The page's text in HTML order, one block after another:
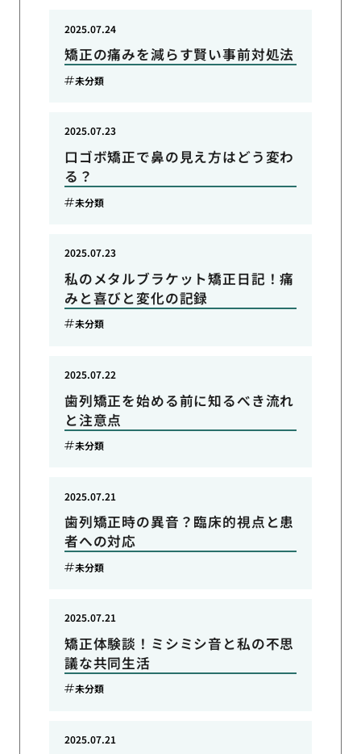
矯正の痛みを減らす賢い事前対処法
2025.07.24
未分類
口ゴボ矯正で鼻の見え方はどう変わ
る？
2025.07.23
未分類
私のメタルブラケット矯正日記！痛
みと喜びと変化の記録
2025.07.23
未分類
歯列矯正を始める前に知るべき流れ
と注意点
2025.07.22
未分類
歯列矯正時の異音？臨床的視点と患
者への対応
2025.07.21
未分類
矯正体験談！ミシミシ音と私の不思
議な共同生活
2025.07.21
未分類
2025.07.21